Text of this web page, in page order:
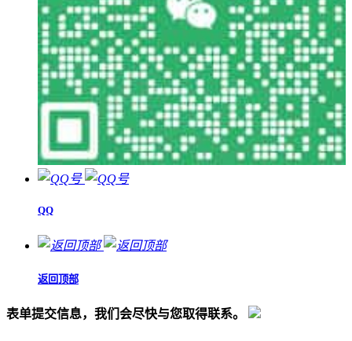
QQ
返回顶部
表单提交信息，我们会尽快与您取得联系。